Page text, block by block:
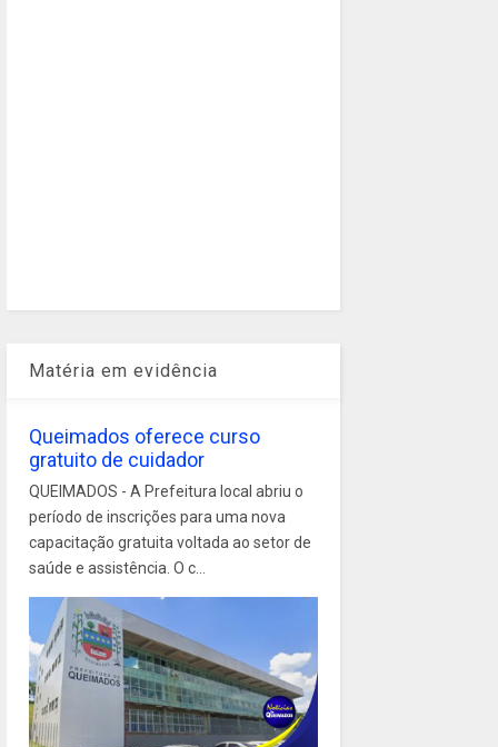
Matéria em evidência
Queimados oferece curso
gratuito de cuidador
QUEIMADOS - A Prefeitura local abriu o
período de inscrições para uma nova
capacitação gratuita voltada ao setor de
saúde e assistência. O c...